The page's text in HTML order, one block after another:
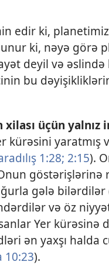
edir ki,
ki, nəyə görə
deyil və əslində
bu
üçün
kürəsini
1:28; 2:15).
gələ bilərdilər
və öz
Yer
ən yaxşı halda
10:23).